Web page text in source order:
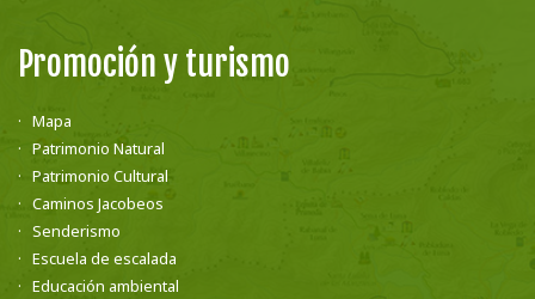
Promoción y turismo
Mapa
Patrimonio Natural
Patrimonio Cultural
Caminos Jacobeos
Senderismo
Escuela de escalada
Educación ambiental